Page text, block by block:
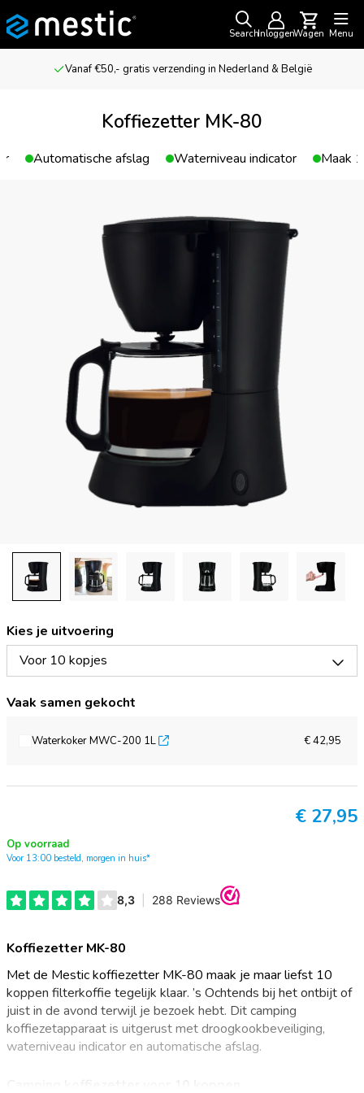
SearchInloggenWagen Menu
Vanaf €50,- gratis verzending in Nederland & België
Koffiezetter MK-80
Automatische afslag Waterniveau indicator Maak
Kies je uitvoering
Voor 10 kopjes
Vaak samen gekocht
Waterkoker MWC-200 1L € 42,95
€ 27,95
Op voorraad
Voor 13:00 besteld, morgen in huis*
Koffiezetter MK-80
Met de Mestic koffiezetter MK-80 maak je maar liefst 10
koppen filterkoffie tegelijk klaar. ’s Ochtends bij het ontbijt of
juist in de avond terwijl je bezoek hebt. Dit camping
koffiezetapparaat is uitgerust met droogkookbeveiliging,
waterniveau indicator en automatische afslag.